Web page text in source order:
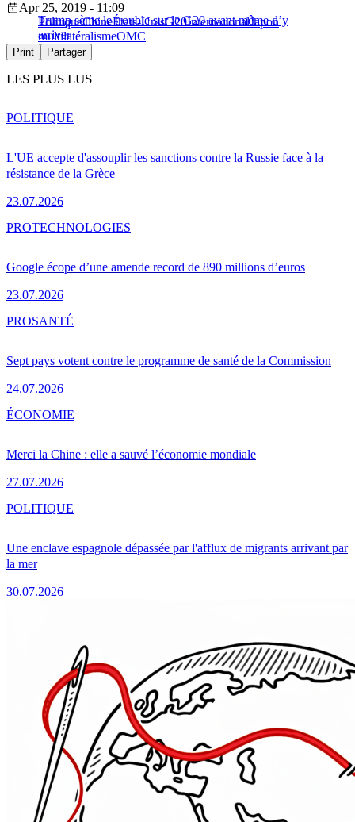
Trump sème le trouble sur le G20 avant même d’y
arriver
Apr 25, 2019 - 11:09
PolitiqueChineÉtats-UnisG20InternationalJapon
multilatéralismeOMC
Print Partager
LES PLUS LUS
L'UE accepte d'assouplir les sanctions contre la Russie face à la
résistance de la Grèce
23.07.2026
POLITIQUE
Google écope d’une amende record de 890 millions d’euros
23.07.2026
PROTECHNOLOGIES
Sept pays votent contre le programme de santé de la Commission
24.07.2026
PROSANTÉ
Merci la Chine : elle a sauvé l’économie mondiale
27.07.2026
ÉCONOMIE
Une enclave espagnole dépassée par l'afflux de migrants arrivant par
la mer
30.07.2026
POLITIQUE